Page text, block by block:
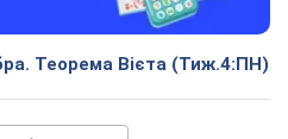
Теорема Вієта (Тиж.4:ПН)